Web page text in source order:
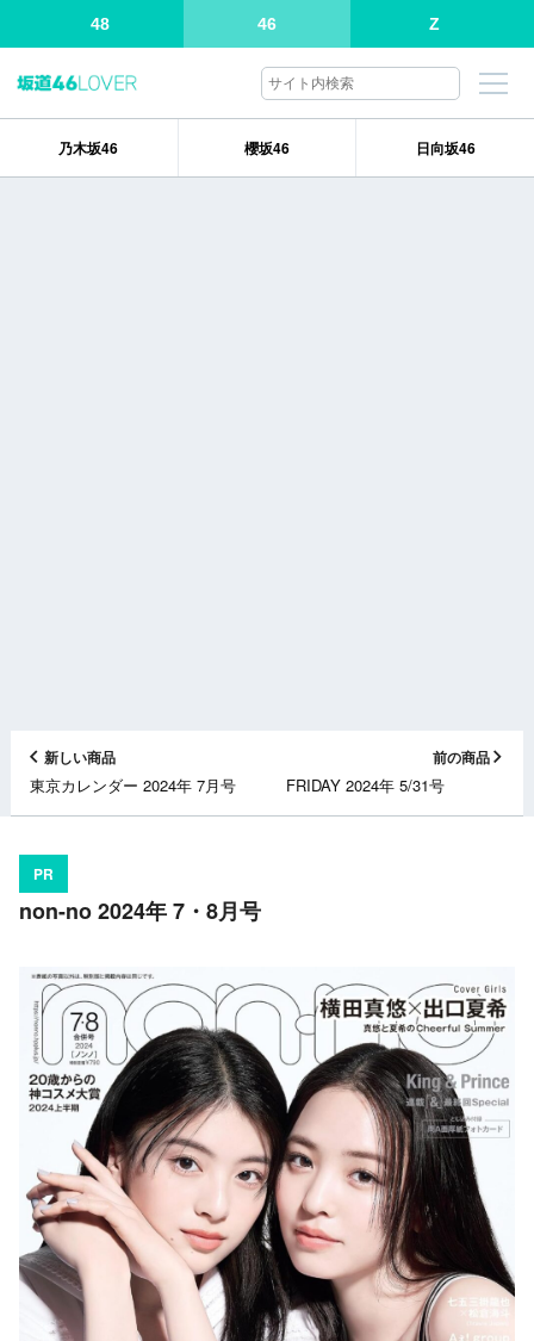
48 46 Z
乃木坂46 櫻坂46 日向坂46
新しい商品
東京カレンダー 2024年 7月号
前の商品
FRIDAY 2024年 5/31号
PR
non-no 2024年 7・8月号